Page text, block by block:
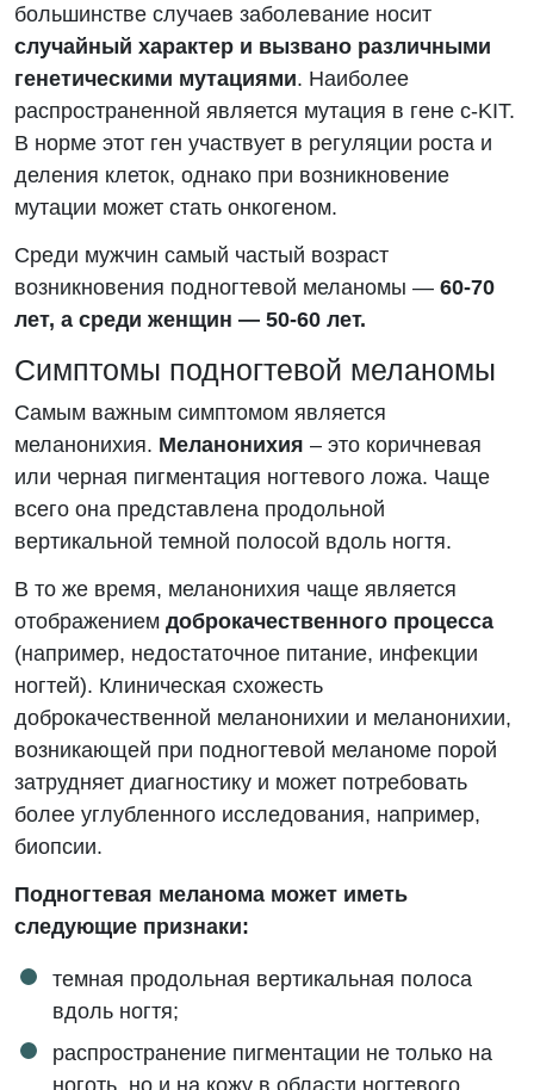
большинстве случаев заболевание носит
случайный характер и вызвано различными
генетическими мутациями. Наиболее
распространенной является мутация в гене c-KIT.
В норме этот ген участвует в регуляции роста и
деления клеток, однако при возникновение
мутации может стать онкогеном.
Среди мужчин самый частый возраст
возникновения подногтевой меланомы — 60-70
лет, а среди женщин — 50-60 лет.
Симптомы подногтевой меланомы
Самым важным симптомом является
меланонихия. Меланонихия – это коричневая
или черная пигментация ногтевого ложа. Чаще
всего она представлена продольной
вертикальной темной полосой вдоль ногтя.
В то же время, меланонихия чаще является
отображением доброкачественного процесса
(например, недостаточное питание, инфекции
ногтей). Клиническая схожесть
доброкачественной меланонихии и меланонихии,
возникающей при подногтевой меланоме порой
затрудняет диагностику и может потребовать
более углубленного исследования, например,
биопсии.
Подногтевая меланома может иметь
следующие признаки:
темная продольная вертикальная полоса
вдоль ногтя;
распространение пигментации не только на
ноготь, но и на кожу в области ногтевого